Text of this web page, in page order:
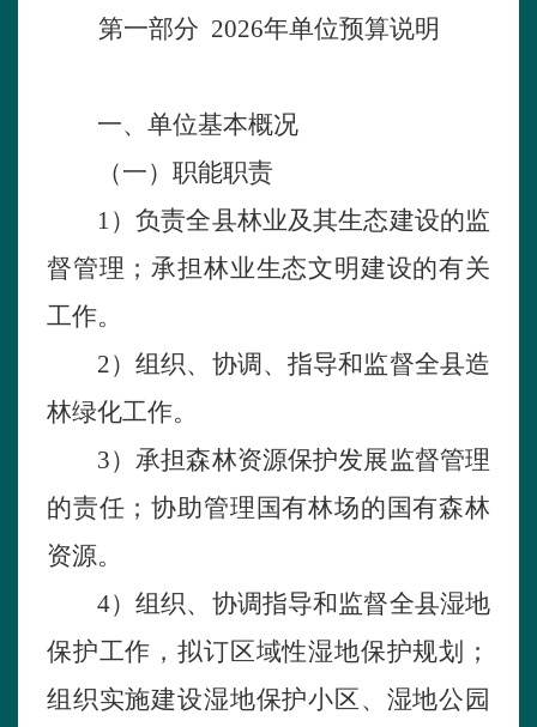
第一部分 2026年单位预算说明
一、单位基本概况
（一）职能职责
1）负责全县林业及其生态建设的监
督管理； 承担林业生态文明建设的有关
工作。
2）组织、 协调 、指导和监督全县造
林绿化工作。
3）承担森林资源保护发展监督管理
的责任； 协助管理国有林场的国有森林
资源。
4）组织、 协调指导和监督全县湿地
保护工作，拟订区域性湿地保护规划；
组织实施建设湿地保护小区、 湿地公 园